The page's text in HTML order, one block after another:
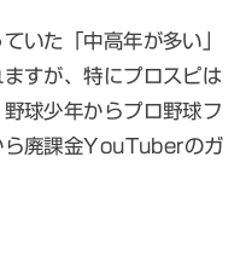
いた「中高年が多い」
すが、特にプロスピは
球少年からプロ野球フ
ら廃課金YouTuberのガ